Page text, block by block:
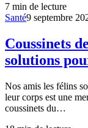
7 min de lecture
Santé9 septembre
Coussinets
solutions
Nos amis les félins
leur corps est une
coussinets du…